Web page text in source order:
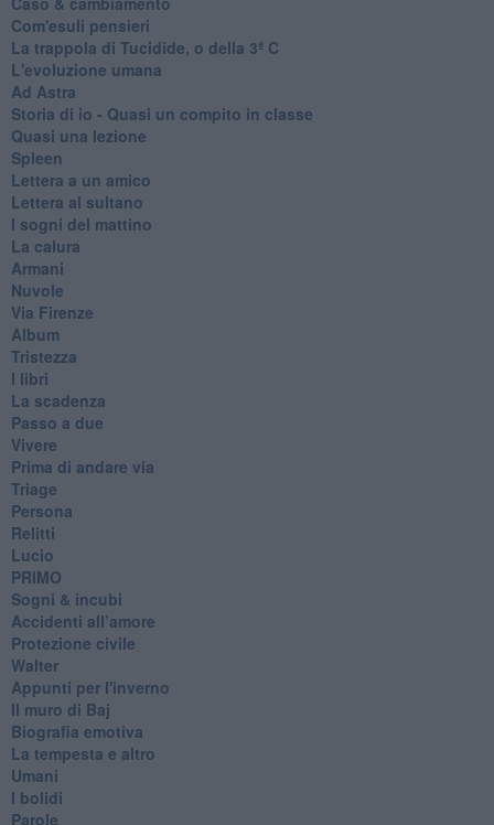
Com'esuli pensieri
La trappola di Tucidide, o della 3ª C
L'evoluzione umana
Ad Astra
Storia di io - Quasi un compito in classe
Quasi una lezione
Spleen
Lettera a un amico
Lettera al sultano
I sogni del mattino
La calura
Armani
Nuvole
Via Firenze
Album
Tristezza
I libri
La scadenza
Passo a due
Vivere
Prima di andare via
Triage
Persona
Relitti
Lucio
PRIMO
Sogni & incubi
Accidenti all’amore
Protezione civile
Walter
Appunti per l'inverno
Il muro di Baj
Biografia emotiva
La tempesta e altro
Umani
I bolidi
Parole